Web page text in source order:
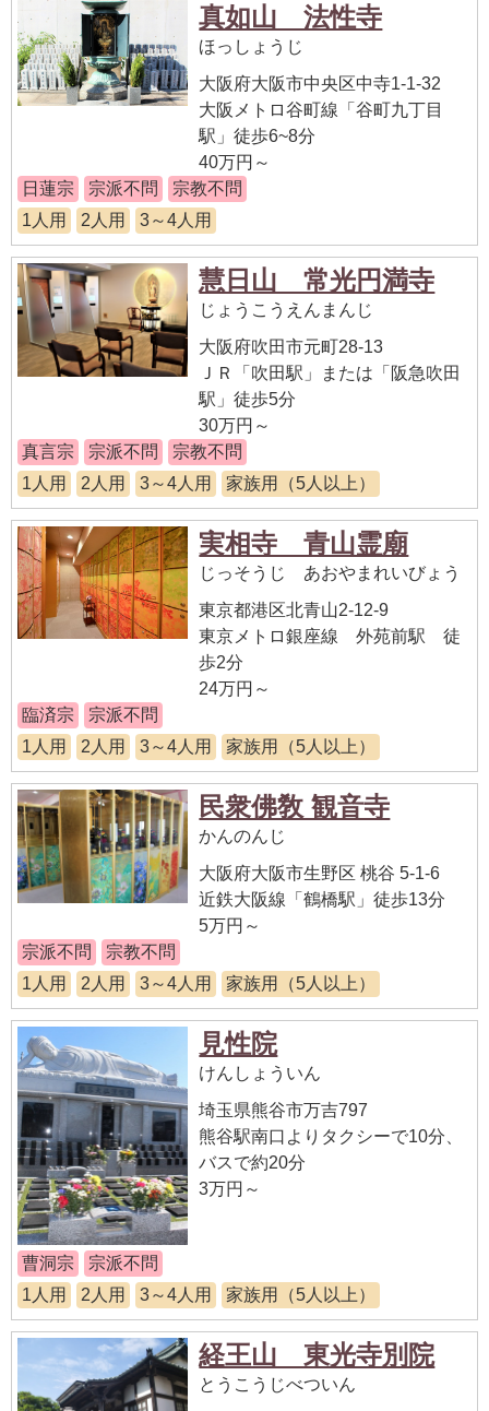
真如山 法性寺
ほっしょうじ
大阪府大阪市中央区中寺1-1-32
大阪メトロ谷町線「谷町九丁目
駅」徒歩6~8分
40万円～
日蓮宗
宗派不問
宗教不問
1人用
2人用 3～4人用
慧日山 常光円満寺
じょうこうえんまんじ
大阪府吹田市元町28-13
ＪＲ「吹田駅」または「阪急吹田
駅」徒歩5分
30万円～
真言宗
宗派不問
宗教不問
1人用
2人用 3～4人用 家族用（5人以上）
実相寺 青山霊廟
じっそうじ あおやまれいびょう
東京都港区北青山2-12-9
東京メトロ銀座線 外苑前駅 徒
歩2分
24万円～
臨済宗
宗派不問
1人用
2人用 3～4人用 家族用（5人以上）
民衆佛敎 観音寺
かんのんじ
大阪府大阪市生野区 桃谷 5-1-6
近鉄大阪線「鶴橋駅」徒歩13分
5万円～
宗派不問
宗教不問
1人用
2人用 3～4人用 家族用（5人以上）
見性院
けんしょういん
埼玉県熊谷市万吉797
熊谷駅南口よりタクシーで10分、
バスで約20分
3万円～
曹洞宗
宗派不問
1人用
2人用 3～4人用 家族用（5人以上）
経王山 東光寺別院
とうこうじべついん